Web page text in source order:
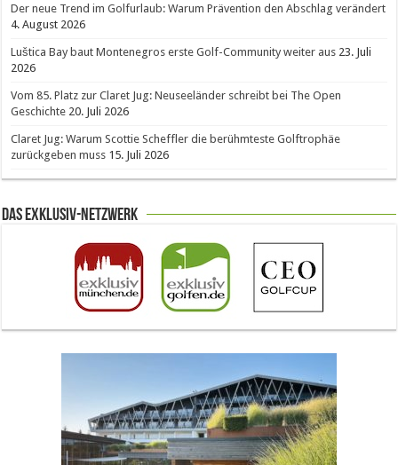
Der neue Trend im Golfurlaub: Warum Prävention den Abschlag verändert
4. August 2026
Luštica Bay baut Montenegros erste Golf-Community weiter aus 23. Juli
2026
Vom 85. Platz zur Claret Jug: Neuseeländer schreibt bei The Open
Geschichte 20. Juli 2026
Claret Jug: Warum Scottie Scheffler die berühmteste Golftrophäe
zurückgeben muss 15. Juli 2026
Das Exklusiv-Netzwerk